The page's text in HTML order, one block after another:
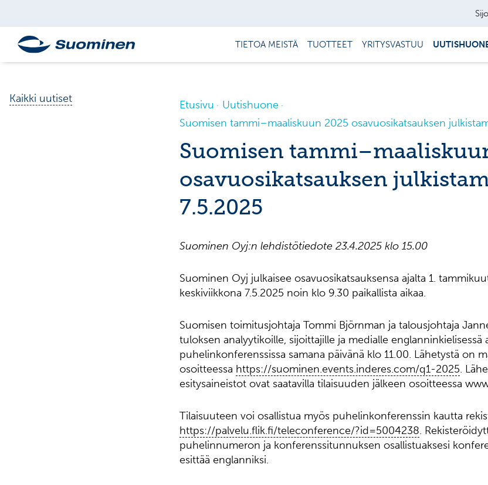
TIETOA MEISTÄ TUOTTEET YRITYSVASTUU
Kaikki uutiset Etusivu
Uutishuone
Suomisen tammi–maaliskuun 2025 osavuosikatsauksen
Suomisen
osavuosikatsauksen
7.5.2025
Suominen Oyj:n lehdistötiedote 23.4.2025 klo 15.00
Suominen Oyj julkaisee osavuosikatsauksensa ajalta 1.
keskiviikkona 7.5.2025 noin klo 9.30 paikallista aikaa.
Suomisen toimitusjohtaja Tommi Björnman ja talousjohtaja
tuloksen analyytikoille, sijoittajille ja medialle englanninkielisessä
puhelinkonferenssissa samana päivänä klo 11.00. Lähetystä on
osoitteessa https://suominen.events.inderes.com/q1-2025.
esitysaineistot ovat saatavilla tilaisuuden jälkeen osoitteessa
Tilaisuuteen voi osallistua myös puhelinkonferenssin kautta
https://palvelu.flik.fi/teleconference/?id=5004238.
puhelinnumeron ja konferenssitunnuksen osallistuaksesi
esittää englanniksi.